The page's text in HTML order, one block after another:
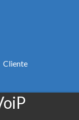
Cliente
para